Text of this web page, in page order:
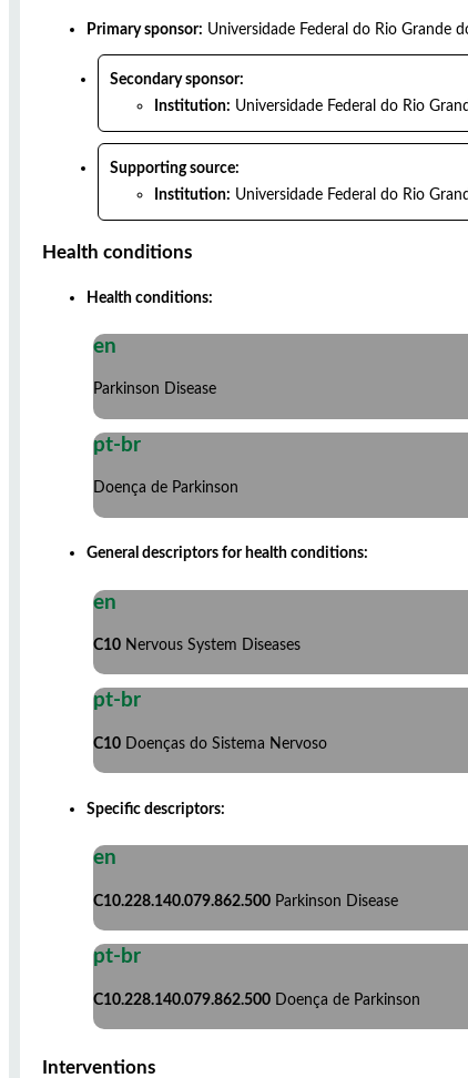
Primary sponsor: Universidade Federal do Rio Grande
Secondary sponsor:
Institution: Universidade Federal do Rio
Supporting source:
Institution: Universidade Federal do Rio
Health conditions
Health conditions:
en
Parkinson Disease
pt-br
Doença de Parkinson
General descriptors for health conditions:
en
C10 Nervous System Diseases
pt-br
C10 Doenças do Sistema Nervoso
Specific descriptors:
en
C10.228.140.079.862.500 Parkinson Disease
pt-br
C10.228.140.079.862.500 Doença de Parkinson
Interventions